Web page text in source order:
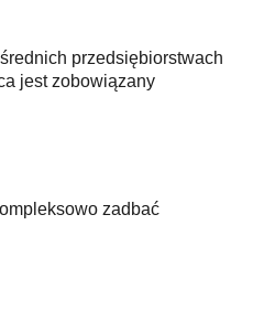
przedsiębiorstwach
jest zobowiązany
zadbać